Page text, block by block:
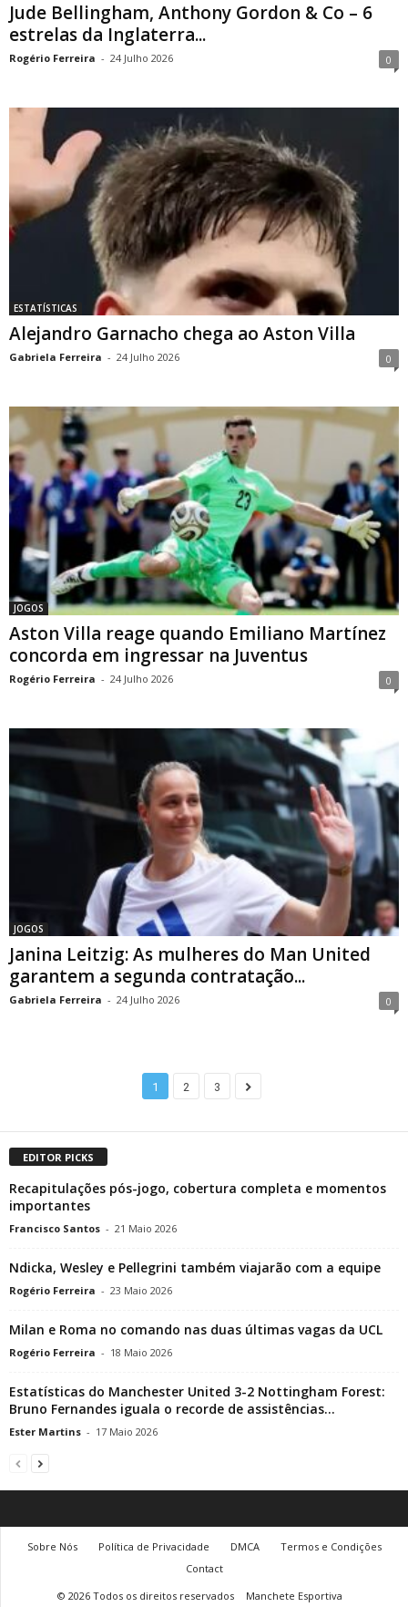
Jude Bellingham, Anthony Gordon & Co – 6
estrelas da Inglaterra...
Rogério Ferreira - 24 Julho 2026 0
ESTATÍSTICAS
Alejandro Garnacho chega ao Aston Villa
Gabriela Ferreira - 24 Julho 2026 0
JOGOS
Aston Villa reage quando Emiliano Martínez
concorda em ingressar na Juventus
Rogério Ferreira - 24 Julho 2026 0
JOGOS
Janina Leitzig: As mulheres do Man United
garantem a segunda contratação...
Gabriela Ferreira - 24 Julho 2026 0
1 2 3
EDITOR PICKS
Recapitulações pós-jogo, cobertura completa e momentos
importantes
Francisco Santos - 21 Maio 2026
Ndicka, Wesley e Pellegrini também viajarão com a equipe
Rogério Ferreira - 23 Maio 2026
Milan e Roma no comando nas duas últimas vagas da UCL
Rogério Ferreira - 18 Maio 2026
Estatísticas do Manchester United 3-2 Nottingham Forest:
Bruno Fernandes iguala o recorde de assistências...
Ester Martins - 17 Maio 2026
Sobre Nós Política de Privacidade DMCA
Termos e Condições
Contact
© 2026 Todos os direitos reservados
Manchete Esportiva